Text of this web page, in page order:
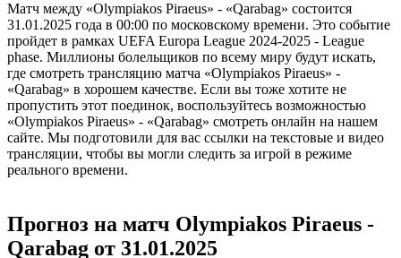
Матч между «Olympiakos Piraeus» - «Qarabag» состоится
31.01.2025 года в 00:00 по московскому времени. Это событие
пройдет в рамках UEFA Europa League 2024-2025 - League
phase. Миллионы болельщиков по всему миру будут искать,
где смотреть трансляцию матча «Olympiakos Piraeus» -
«Qarabag» в хорошем качестве. Если вы тоже хотите не
пропустить этот поединок, воспользуйтесь возможностью
«Olympiakos Piraeus» - «Qarabag» смотреть онлайн на нашем
сайте. Мы подготовили для вас ссылки на текстовые и видео
трансляции, чтобы вы могли следить за игрой в режиме
реального времени.
Прогноз на матч Olympiakos Piraeus -
Qarabag от 31.01.2025